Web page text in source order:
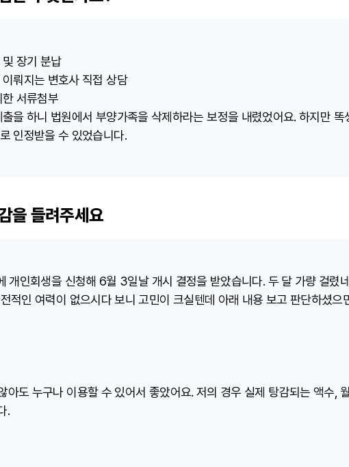
장기 분납
뤄지는 변호사 직접 상담
서류첨부
을 하니 법원에서 부양가족을 삭제하라는 보정을 내렸었어요. 하지만
인정받을 수 있었습니다.
을 들려주세요
개인회생을 신청해 6월 3일날 개시 결정을 받았습니다. 두 달 가량 걸렸
적인 여력이 없으시다 보니 고민이 크실텐데 아래 내용 보고 판단하셨으
아도 누구나 이용할 수 있어서 좋았어요. 저의 경우 실제 탕감되는 액수,
.